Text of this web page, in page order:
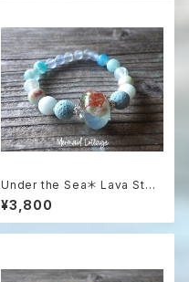
Under the Sea＊ Lava Ston
e Aroma Essential Oil Diffu
ser Bracelet☆浅瀬の海のア
ロマブレスレット
¥3,800